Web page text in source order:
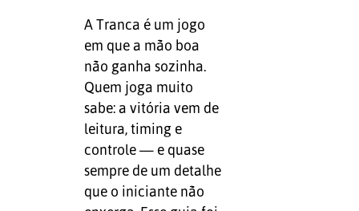
A Tranca é um jogo
em que a mão boa
não ganha sozinha.
Quem joga muito
sabe: a vitória vem de
leitura, timing e
controle — e quase
sempre de um detalhe
que o iniciante não